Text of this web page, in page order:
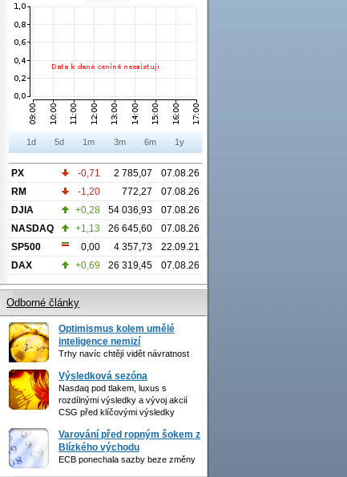
1d 5d 1m 3m 6m 1y
PX -0,71 2 785,07
07.08.26
RM
-1,20 772,27
07.08.26
DJIA
+0,28 54 036,93
07.08.26
NASDAQ
+1,13 26 645,60
07.08.26
SP500
0,00 4 357,73
22.09.21
DAX
+0,69 26 319,45 07.08.26
Odborné články
Optimismus kolem umělé
inteligence nemizí
Trhy navíc chtějí vidět návratnost
Výsledková sezóna
Nasdaq pod tlakem, luxus s
rozdílnými výsledky a vývoj akcií
CSG před klíčovými výsledky
Varování před ropným šokem z
Blízkého východu
ECB ponechala sazby beze změny